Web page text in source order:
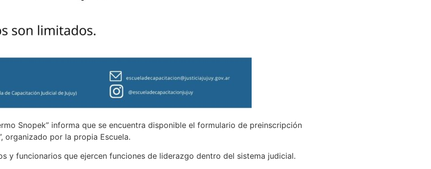
Snopek” informa que se encuentra disponible el formulario de preinscripción
organizado por la propia Escuela.
y funcionarios que ejercen funciones de liderazgo dentro del sistema judicial.